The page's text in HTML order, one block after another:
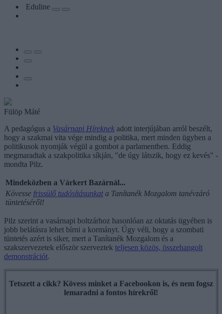
Eduline
Fülöp Máté
A pedagógus a Vasárnapi Híreknek adott interjújában arról beszélt,
hogy a szakmai vita vége mindig a politika, mert minden ügyben a
politikusok nyomják végül a gombot a parlamentben. Eddig
megmaradtak a szakpolitika síkján, "de úgy látszik, hogy ez kevés" -
mondta Pilz.
Mindeközben a Várkert Bazárnál...
Kövesse frissülő tudósításunkata Tanítanék Mozgalom tanévzáró
tüntetéséről!
Pilz szerint a vasárnapi boltzárhoz hasonlóan az oktatás ügyében is
jobb belátásra lehet bírni a kormányt. Úgy véli, hogy a szombati
tüntetés azért is siker, mert a Tanítanék Mozgalom és a
szakszervezetek először szerveztek teljesen közös, összehangolt
demonstrációt.
Tetszett a cikk? Kövess minket a Facebookon is, és nem fogsz
lemaradni a fontos hírekről!